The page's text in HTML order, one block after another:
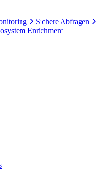
Sichere Abfragen
Enrichment